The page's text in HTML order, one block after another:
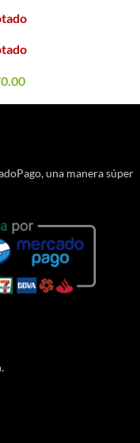
una manera súper